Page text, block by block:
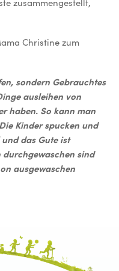
zusammengestellt,
Christine zum
sondern Gebrauchtes
ausleihen von
haben. So kann man
Kinder spucken und
das Gute ist
durchgewaschen sind
ausgewaschen